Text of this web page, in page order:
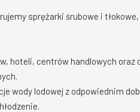
sprężarki śrubowe i
hoteli, centrów handlowych oraz
wody lodowej z odpowiednim